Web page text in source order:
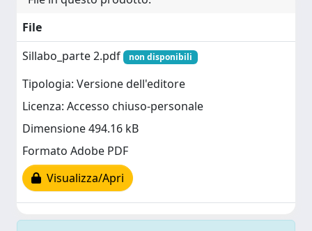
File
Sillabo_parte 2.pdf
non disponibili
Tipologia: Versione dell'editore
Licenza: Accesso chiuso-personale
Dimensione 494.16 kB
Formato Adobe PDF
Visualizza/Apri